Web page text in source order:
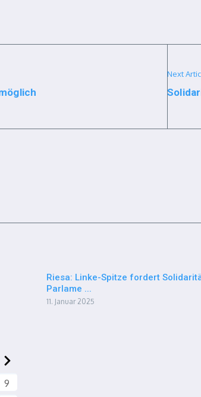
Next
Riesa: Linke-Spitze fordert
Parlame ...
11. Januar 2025
9